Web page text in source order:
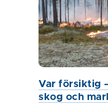
Var försiktig
skog och